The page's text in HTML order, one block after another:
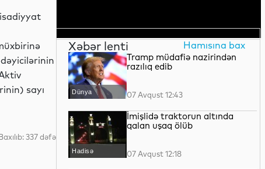
sayı
337 dəfə
Xəbər lenti Hamısına bax
Dünya
Tramp müdafiə nazirindən
razılıq edib
07 Avqust 12:43
Hadisə
İmişlidə traktorun altında
qalan uşaq ölüb
07 Avqust 12:18